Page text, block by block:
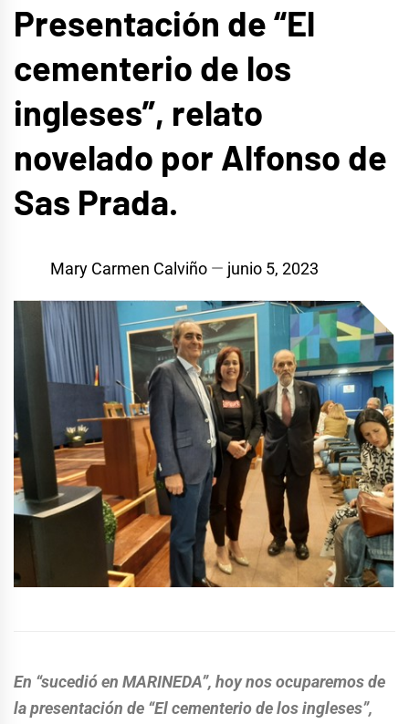
Presentación de “El
cementerio de los
ingleses”, relato
novelado por Alfonso de
Sas Prada.
Mary Carmen Calviño junio 5, 2023
En “sucedió en MARINEDA”, hoy nos ocuparemos de
la presentación de “El cementerio de los ingleses”,